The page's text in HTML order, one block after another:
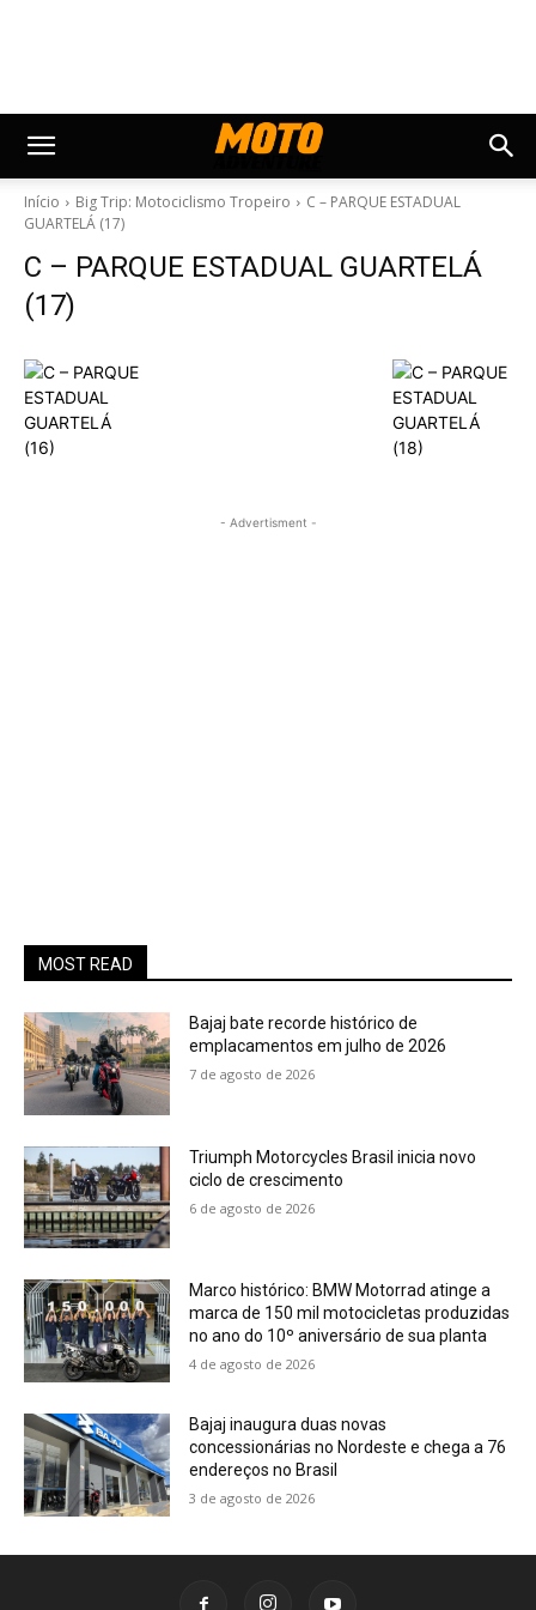
Início Big Trip: Motociclismo Tropeiro
C – PARQUE ESTADUAL
GUARTELÁ (17)
C – PARQUE ESTADUAL GUARTELÁ
(17)
- Advertisment -
MOST READ
Bajaj bate recorde histórico de
emplacamentos em julho de 2026
7 de agosto de 2026
Triumph Motorcycles Brasil inicia novo
ciclo de crescimento
6 de agosto de 2026
Marco histórico: BMW Motorrad atinge a
marca de 150 mil motocicletas produzidas
no ano do 10º aniversário de sua planta
4 de agosto de 2026
Bajaj inaugura duas novas
concessionárias no Nordeste e chega a 76
endereços no Brasil
3 de agosto de 2026